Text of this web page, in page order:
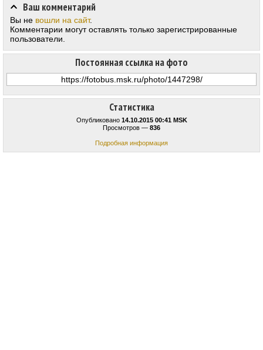
Статистика
Опубликовано 14.10.2015 00:41 MSK
Просмотров — 836
Подробная информация
Постоянная ссылка на фото
Ваш комментарий
Вы не вошли на сайт.
Комментарии могут оставлять только зарегистрированные
пользователи.